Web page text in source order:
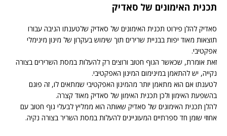
תכנית האימונים של סאדיק
סאדיק להלן פירוט תכנית האימונים של סאדיק שלטענתו הניבה עבורו
תוצאות מאוד יפות בבניית שרירים תוך שימוש בעקרון של מינון מינימלי
אפקטיבי.
זאת אומרת, שכאשר הגוף חטוב ורוצים רק להעלות במסת השרירים בצורה
נקייה, יש להתאמן במינימום המינון האפקטיבי.
לטענתו אם הוא מתאמן יותר מהמינון האפקטיבי שמתאים לו, זה פוגם
בהשפעת האימון ולכן תכנית האימון של סאדיק מאוד קצרה.
להלן תכנית האימונים של סאדיק שאותה הוא ממליץ לבעלי גוף חטוב עם
אחוזי שומן חד ספרתיים המעוניינים להעלות במסת השריר בצורה נקיה.